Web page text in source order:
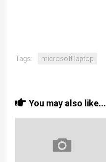
Tags: microsoft laptop
You may also like...